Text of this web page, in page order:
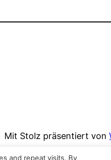
Mit Stolz präsentiert von
and repeat visits. By